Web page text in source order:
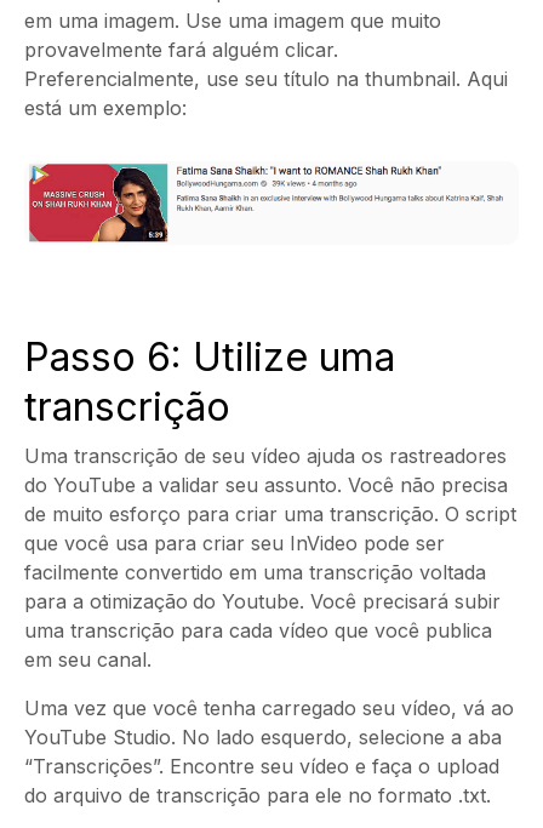
em uma imagem. Use uma imagem que muito
provavelmente fará alguém clicar.
Preferencialmente, use seu título na thumbnail. Aqui
está um exemplo:
Passo 6: Utilize uma
transcrição
Uma transcrição de seu vídeo ajuda os rastreadores
do YouTube a validar seu assunto. Você não precisa
de muito esforço para criar uma transcrição. O script
que você usa para criar seu InVideo pode ser
facilmente convertido em uma transcrição voltada
para a otimização do Youtube. Você precisará subir
uma transcrição para cada vídeo que você publica
em seu canal.
Uma vez que você tenha carregado seu vídeo, vá ao
YouTube Studio. No lado esquerdo, selecione a aba
“Transcrições”. Encontre seu vídeo e faça o upload
do arquivo de transcrição para ele no formato .txt.